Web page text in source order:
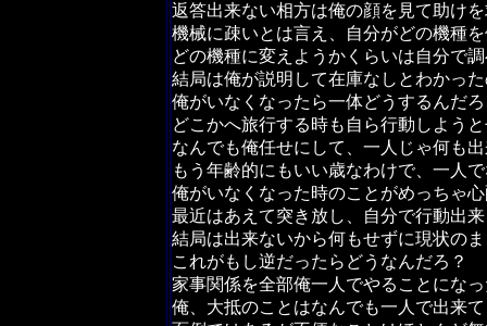
返答出来ない相方は俺の顔を見て助け
機械に疎いとは言え、自分がどの機種
どの機種に変えようかくらいは自分で
結局は俺が説明して在庫なしとわかっ
俺がいなくなったら一体どうするんだ
どこかへ旅行する時も自ら行動しよう
なんでも俺任せにして、一人じゃ何も
もう年齢的にもいい歳なわけで、一人
俺がいなくなった時のことがめっちゃ
最近はあえて突き放し、自分で行動出
結局は出来ないから何もせずに現状の
これがもし逆だったらどうなんだろ？
家事関係を全部俺一人でやることにな
俺、大抵のことはなんでも一人で出来